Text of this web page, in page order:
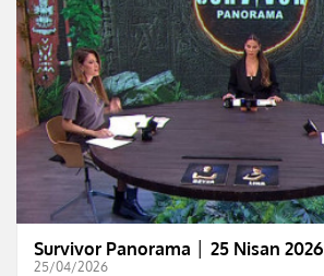
Survivor Panorama │ 25 Nisan 2026
25/04/2026